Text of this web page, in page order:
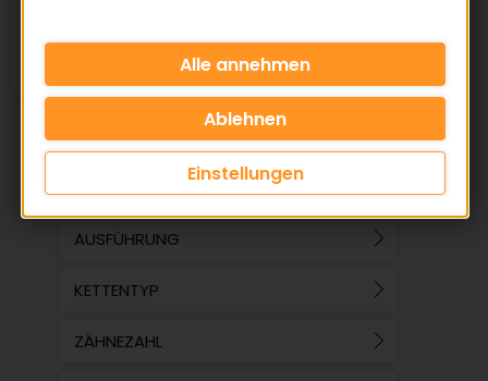
AUSFÜHRUNG
KETTENTYP
ZÄHNEZAHL
Einstellungen